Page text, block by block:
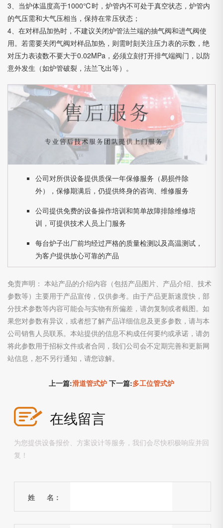
3、当炉体温度高于1000℃时，炉管内不可处于真空状态，炉管内
的气压需和大气压相当，保持在常压状态；
4、在对样品加热时，不建议关闭炉管法兰端的抽气阀和进气阀使
用。若需要关闭气阀对样品加热，则需时刻关注压力表的示数，绝
对压力表读数不要大于0.02MPa，必须立刻打开排气端阀门，以防
意外发生（如炉管破裂，法兰飞出等）。
公司对所供设备提供质保一年保修服务（易损件除
外），保修期满后，仍提供终身的咨询、维修服务
公司提供免费的设备操作培训和简单故障排除维修培
训，可提供技术人员上门服务
每台炉子出厂前均经过严格的质量检测以及高温测试，
为客户提供放心可靠的产品
免责声明： 本站产品的介绍内容（包括产品图片、产品介绍、技术
参数等）主要用于产品宣传，仅供参考。由于产品更新速度快，部
分技术参数等内容可能会与实物有所偏差，请勿复制或者截图。如
果您对参数有异议，或者想了解产品详细信息及更多参数，请与本
公司销售人员联系。本站提供的信息不构成任何要约或承诺，请勿
将此参数用于招标文件或者合同，我们公司会不定期完善和更新网
站信息，恕不另行通知，请您谅解。
上一篇:滑道管式炉 下一篇:多工位管式炉
在线留言
为您提供设备报价、方案设计等服务，我们会尽快积极响应并回
复！
姓 名：